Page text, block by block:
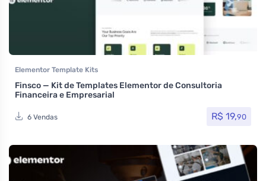
Elementor Template Kits
Finsco — Kit de Templates Elementor de Consultoria
Financeira e Empresarial
6 Vendas R$ 19,90